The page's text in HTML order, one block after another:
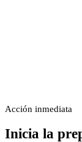
Acción inmediata
Inicia la